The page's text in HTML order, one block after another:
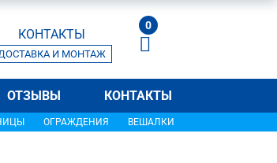
КОНТАКТЫ
И МОНТАЖ
0
ОТЗЫВЫ КОНТАКТЫ
ОГРАЖДЕНИЯ ВЕШАЛКИ